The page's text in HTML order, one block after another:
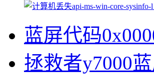
蓝屏代码
拯救者y7000